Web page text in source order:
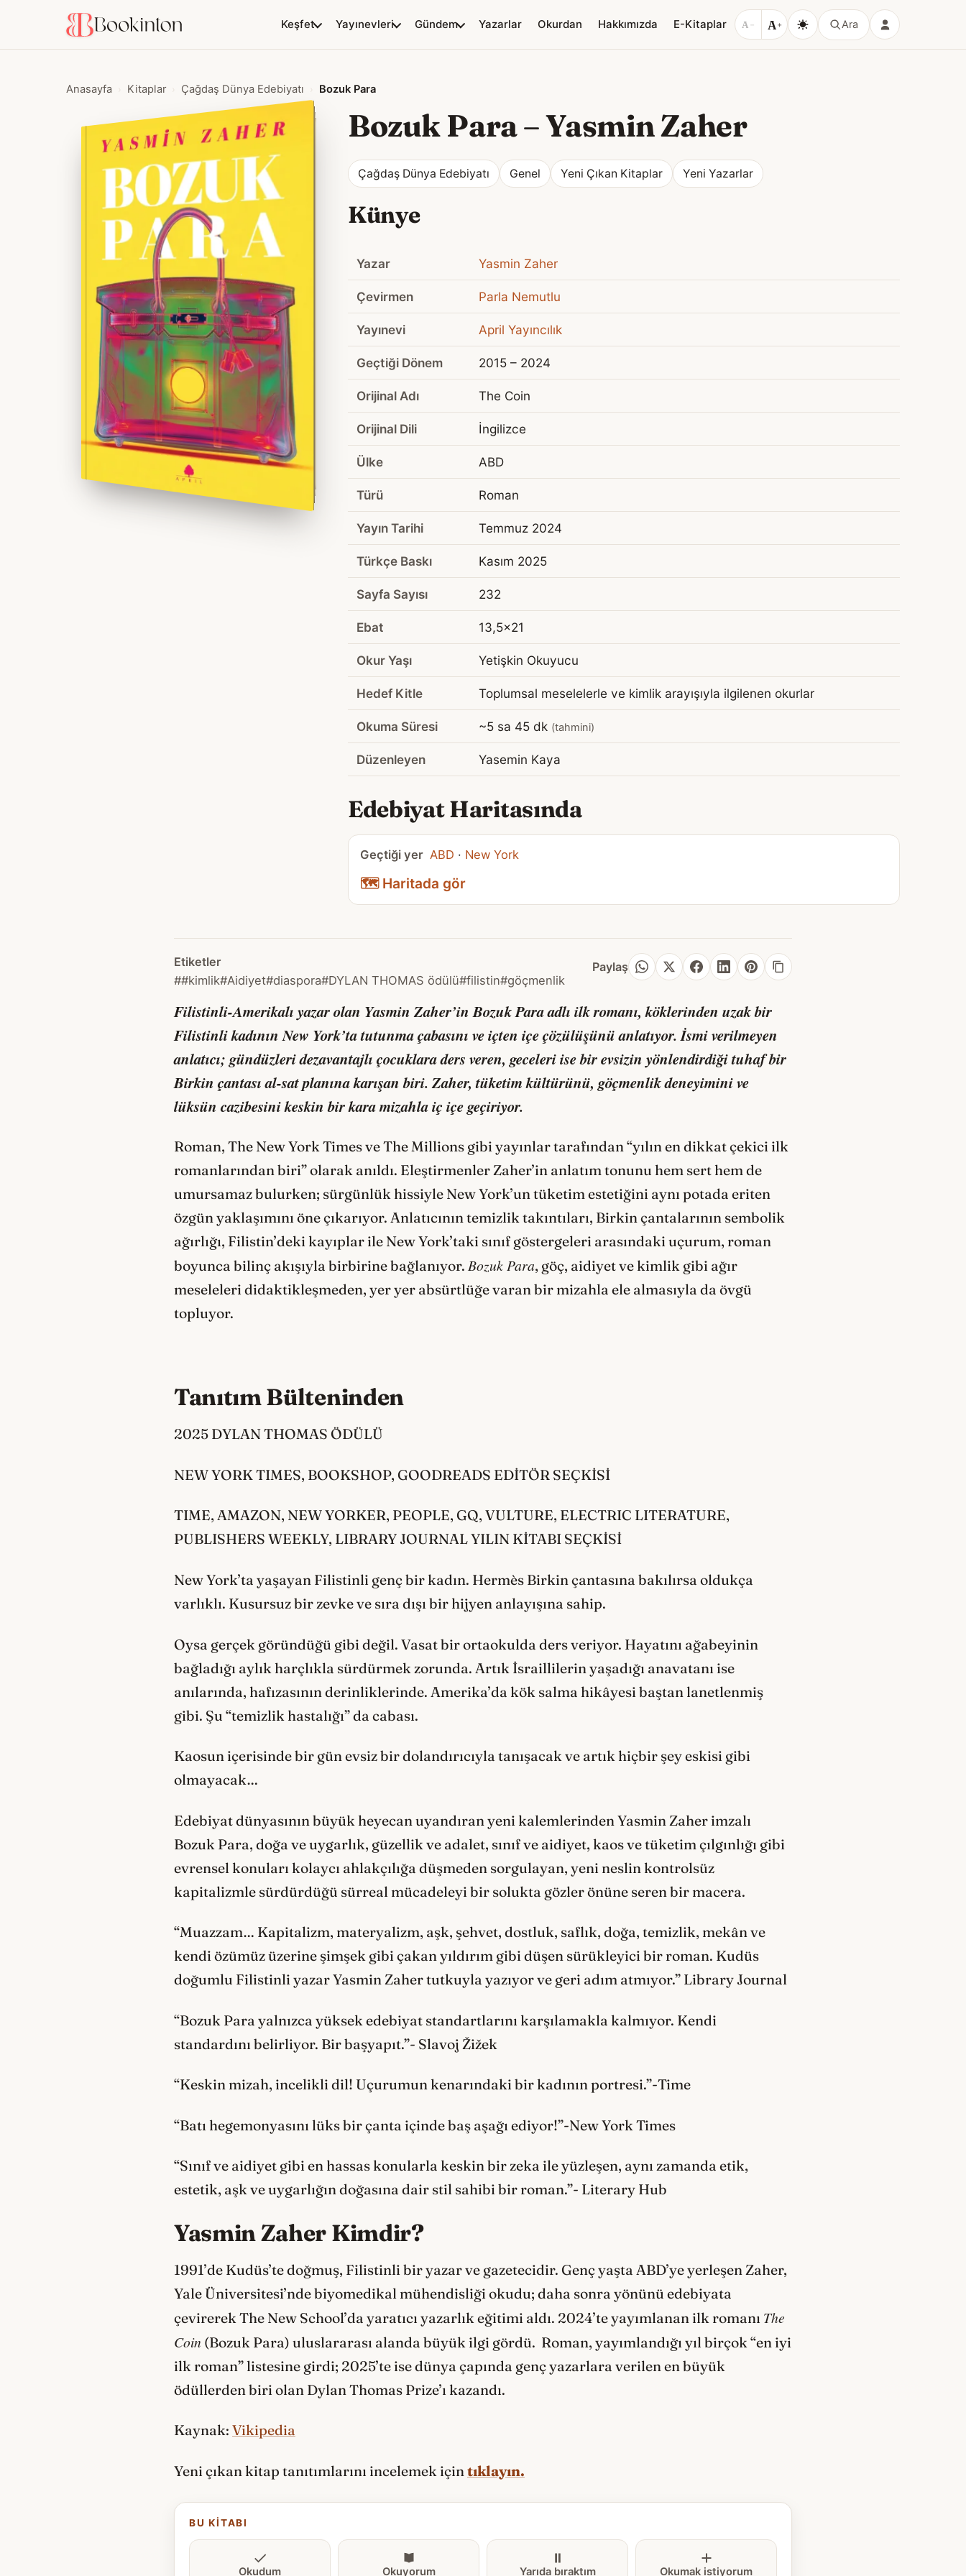
Keşfet Yayınevleri Gündem Yazarlar Okurdan Hakkımızda E-Kitaplar A − A+ Ara
Anasayfa Kitaplar Çağdaş Dünya Edebiyatı Bozuk Para
Bozuk Para–Yasmin Zaher
Çağdaş Dünya Edebiyatı Genel Yeni Çıkan Kitaplar Yeni Yazarlar
Künye
Yazar Yasmin Zaher
Çevirmen Parla Nemutlu
Yayınevi April Yayıncılık
Geçtiği Dönem 2015 – 2024
Orijinal Adı The Coin
Orijinal Dili İngilizce
Ülke ABD
Türü Roman
Yayın Tarihi Temmuz 2024
Türkçe Baskı Kasım 2025
Sayfa Sayısı 232
Ebat 13,5x21
Okur Yaşı Yetişkin Okuyucu
Hedef Kitle Toplumsal meselelerle ve kimlik arayışıyla ilgilenen okurlar
Okuma Süresi ~5 sa 45 dk (tahmini)
Düzenleyen Yasemin Kaya
Edebiyat Haritasında
Geçtiği yer ABD · New York
🗺️ Haritada gör
Etiketler
##kimlik#Aidiyet#diaspora#DYLAN THOMAS ödülü#filistin#göçmenlik
Paylaş
Filistinli-Amerikalı yazar olan Yasmin Zaher’inBozuk Paraadlı ilk romanı, köklerinden uzak bir
Filistinli kadının New York’ta tutunma çabasını ve içten içe çözülüşünü anlatıyor. İsmi verilmeyen
anlatıcı; gündüzleri dezavantajlı çocuklara ders veren, geceleri ise bir evsizin yönlendirdiği tuhaf bir
Birkin çantası al-sat planına karışan biri. Zaher, tüketim kültürünü, göçmenlik deneyimini ve
lüksün cazibesini keskin bir kara mizahla iç içe geçiriyor.
Roman, The New York Times ve The Millions gibi yayınlar tarafından “yılın en dikkat çekici ilk
romanlarından biri” olarak anıldı. Eleştirmenler Zaher’in anlatım tonunu hem sert hem de
umursamaz bulurken; sürgünlük hissiyle New York’un tüketim estetiğini aynı potada eriten
özgün yaklaşımını öne çıkarıyor. Anlatıcının temizlik takıntıları, Birkin çantalarının sembolik
ağırlığı, Filistin’deki kayıplar ile New York’taki sınıf göstergeleri arasındaki uçurum, roman
boyunca bilinç akışıyla birbirine bağlanıyor. Bozuk Para, göç, aidiyet ve kimlik gibi ağır
meseleleri didaktikleşmeden, yer yer absürtlüğe varan bir mizahla ele almasıyla da övgü
topluyor.
Tanıtım Bülteninden
2025 DYLAN THOMAS ÖDÜLÜ
NEW YORK TIMES, BOOKSHOP, GOODREADS EDİTÖR SEÇKİSİ
TIME, AMAZON, NEW YORKER, PEOPLE, GQ, VULTURE, ELECTRIC LITERATURE,
PUBLISHERS WEEKLY, LIBRARY JOURNAL YILIN KİTABI SEÇKİSİ
New York’ta yaşayan Filistinli genç bir kadın. Hermès Birkin çantasına bakılırsa oldukça
varlıklı. Kusursuz bir zevke ve sıra dışı bir hijyen anlayışına sahip.
Oysa gerçek göründüğü gibi değil. Vasat bir ortaokulda ders veriyor. Hayatını ağabeyinin
bağladığı aylık harçlıkla sürdürmek zorunda. Artık İsraillilerin yaşadığı anavatanı ise
anılarında, hafızasının derinliklerinde. Amerika’da kök salma hikâyesi baştan lanetlenmiş
gibi. Şu “temizlik hastalığı” da cabası.
Kaosun içerisinde bir gün evsiz bir dolandırıcıyla tanışacak ve artık hiçbir şey eskisi gibi
olmayacak…
Edebiyat dünyasının büyük heyecan uyandıran yeni kalemlerinden Yasmin Zaher imzalı
Bozuk Para, doğa ve uygarlık, güzellik ve adalet, sınıf ve aidiyet, kaos ve tüketim çılgınlığı gibi
evrensel konuları kolaycı ahlakçılığa düşmeden sorgulayan, yeni neslin kontrolsüz
kapitalizmle sürdürdüğü sürreal mücadeleyi bir solukta gözler önüne seren bir macera.
“Muazzam… Kapitalizm, materyalizm, aşk, şehvet, dostluk, saflık, doğa, temizlik, mekân ve
kendi özümüz üzerine şimşek gibi çakan yıldırım gibi düşen sürükleyici bir roman. Kudüs
doğumlu Filistinli yazar Yasmin Zaher tutkuyla yazıyor ve geri adım atmıyor.” Library Journal
“Bozuk Para yalnızca yüksek edebiyat standartlarını karşılamakla kalmıyor. Kendi
standardını belirliyor. Bir başyapıt.”- Slavoj Žižek
“Keskin mizah, incelikli dil! Uçurumun kenarındaki bir kadının portresi.”-Time
“Batı hegemonyasını lüks bir çanta içinde baş aşağı ediyor!”-New York Times
“Sınıf ve aidiyet gibi en hassas konularla keskin bir zeka ile yüzleşen, aynı zamanda etik,
estetik, aşk ve uygarlığın doğasına dair stil sahibi bir roman.”- Literary Hub
Yasmin Zaher Kimdir?
1991’de Kudüs’te doğmuş, Filistinli bir yazar ve gazetecidir. Genç yaşta ABD’ye yerleşen Zaher,
Yale Üniversitesi’nde biyomedikal mühendisliği okudu; daha sonra yönünü edebiyata
çevirerek The New School’da yaratıcı yazarlık eğitimi aldı. 2024’te yayımlanan ilk romanı The
Coin (Bozuk Para) uluslararası alanda büyük ilgi gördü. Roman, yayımlandığı yıl birçok “en iyi
ilk roman” listesine girdi; 2025’te ise dünya çapında genç yazarlara verilen en büyük
ödüllerden biri olan Dylan Thomas Prize’ı kazandı.
Kaynak: Vikipedia
Yeni çıkan kitap tanıtımlarını incelemek içintıklayın.
BU KITABI
Okudum Okuyorum Yarıda bıraktım Okumak istiyorum